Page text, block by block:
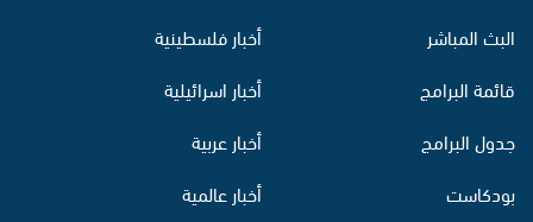
البث المباشر
قائمة البرامج
جدول البرامج
بودكاست
أخبار فلسطينية
أخبار اسرائيلية
أخبار عربية
أخبار عالمية